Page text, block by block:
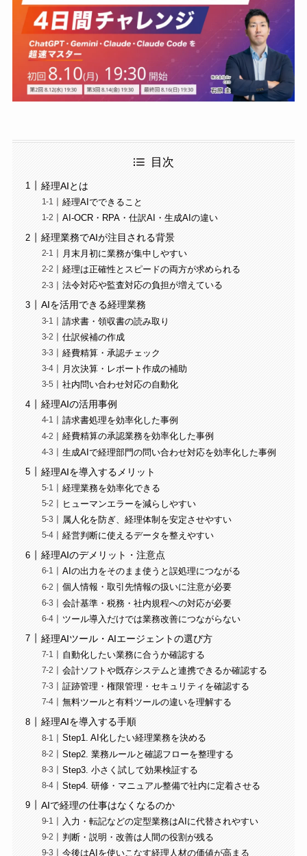
目次
経理AIとは
経理AIでできること
AI-OCR・RPA・仕訳AI・生成AIの違い
経理業務でAIが注目される背景
月末月初に業務が集中しやすい
経理は正確性とスピードの両方が求められる
法令対応や監査対応の負担が増えている
AIを活用できる経理業務
請求書・領収書の読み取り
仕訳候補の作成
経費精算・承認チェック
月次決算・レポート作成の補助
社内問い合わせ対応の自動化
経理AIの活用事例
請求書処理を効率化した事例
経費精算の承認業務を効率化した事例
生成AIで経理部門の問い合わせ対応を効率化した事例
経理AIを導入するメリット
経理業務を効率化できる
ヒューマンエラーを減らしやすい
属人化を防ぎ、経理体制を安定させやすい
経営判断に使えるデータを整えやすい
経理AIのデメリット・注意点
AIの出力をそのまま使うと誤処理につながる
個人情報・取引先情報の扱いに注意が必要
会計基準・税務・社内規程への対応が必要
ツール導入だけでは業務改善につながらない
経理AIツール・AIエージェントの選び方
自動化したい業務に合うか確認する
会計ソフトや既存システムと連携できるか確認する
証跡管理・権限管理・セキュリティを確認する
無料ツールと有料ツールの違いを理解する
経理AIを導入する手順
Step1. AI化したい経理業務を決める
Step2. 業務ルールと確認フローを整理する
Step3. 小さく試して効果検証する
Step4. 研修・マニュアル整備で社内に定着させる
AIで経理の仕事はなくなるのか
入力・転記などの定型業務はAIに代替されやすい
判断・説明・改善は人間の役割が残る
今後はAIを使いこなす経理人材の価値が高まる